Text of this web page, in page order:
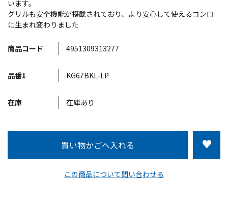
商品コード 4951309313277
品番1 KG67BKL-LP
在庫 在庫あり
この商品について問い合わせる
います。
グリルも安全機能が搭載されており、より安心して使えるコンロ
に生まれ変わりました